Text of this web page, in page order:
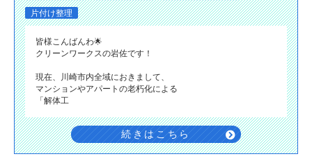
片付け整理
​皆様こんばんわ🌟
クリーンワークスの岩佐です！
現在、川崎市内全域におきまして、
マンションやアパートの老朽化による
「解体工
続きはこちら